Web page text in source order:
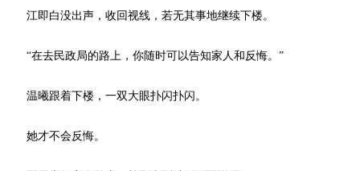
江即白没出声，收回视线，若无其事地继续下楼。
“在去民政局的路上，你随时可以告知家人和反悔。”
温曦跟着下楼，一双大眼扑闪扑闪。
她才不会反悔。